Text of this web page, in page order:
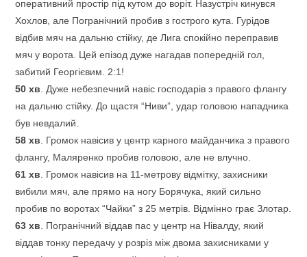
оперативний простір під кутом до воріт. Назустріч кинувся
Хохлов, але Погранічний пробив з гострого кута. Гурідов
відбив мяч на дальню стійку, де Лига спокійно переправив
мяч у ворота. Цей епізод дуже нагадав попередній гол,
забитий Георгієвим. 2:1!
50 хв . Дуже небезпечний навіс господарів з правого флангу
на дальню стійку. До щастя “Ниви”, удар головою нападника
був невдалий.
58 хв . Громок навісив у центр карного майданчика з правого
флангу, Маляренко пробив головою, але не влучно.
61 хв . Громок навісив на 11-метрову відмітку, захисники
вибили мяч, але прямо на ногу Борячука, який сильно
пробив по воротах “Чайки” з 25 метрів. Відмінно грає Злотар.
63 хв . Погранічний віддав пас у центр на Нівалду, який
віддав тонку передачу у розріз між двома захисниками у